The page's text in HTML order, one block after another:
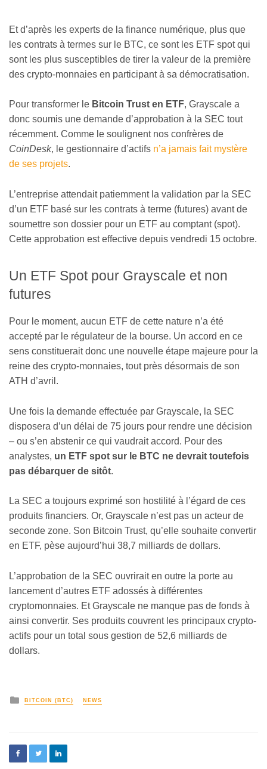
Et d’après les experts de la finance numérique, plus que
les contrats à termes sur le BTC, ce sont les ETF spot qui
sont les plus susceptibles de tirer la valeur de la première
des crypto-monnaies en participant à sa démocratisation.
Pour transformer le Bitcoin Trust en ETF, Grayscale a
donc soumis une demande d’approbation à la SEC tout
récemment. Comme le soulignent nos confrères de
CoinDesk, le gestionnaire d’actifs n’a jamais fait mystère
de ses projets.
L’entreprise attendait patiemment la validation par la SEC
d’un ETF basé sur les contrats à terme (futures) avant de
soumettre son dossier pour un ETF au comptant (spot).
Cette approbation est effective depuis vendredi 15 octobre.
Un ETF Spot pour Grayscale et non
futures
Pour le moment, aucun ETF de cette nature n’a été
accepté par le régulateur de la bourse. Un accord en ce
sens constituerait donc une nouvelle étape majeure pour la
reine des crypto-monnaies, tout près désormais de son
ATH d’avril.
Une fois la demande effectuée par Grayscale, la SEC
disposera d’un délai de 75 jours pour rendre une décision
– ou s’en abstenir ce qui vaudrait accord. Pour des
analystes, un ETF spot sur le BTC ne devrait toutefois
pas débarquer de sitôt.
La SEC a toujours exprimé son hostilité à l’égard de ces
produits financiers. Or, Grayscale n’est pas un acteur de
seconde zone. Son Bitcoin Trust, qu’elle souhaite convertir
en ETF, pèse aujourd’hui 38,7 milliards de dollars.
L’approbation de la SEC ouvrirait en outre la porte au
lancement d’autres ETF adossés à différentes
cryptomonnaies. Et Grayscale ne manque pas de fonds à
ainsi convertir. Ses produits couvrent les principaux crypto-
actifs pour un total sous gestion de 52,6 milliards de
dollars.
BITCOIN (BTC) NEWS